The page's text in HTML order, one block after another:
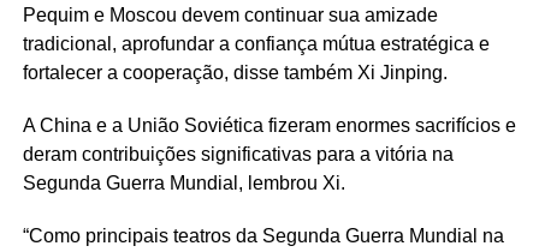
Pequim e Moscou devem continuar sua amizade
tradicional, aprofundar a confiança mútua estratégica e
fortalecer a cooperação, disse também Xi Jinping.
A China e a União Soviética fizeram enormes sacrifícios e
deram contribuições significativas para a vitória na
Segunda Guerra Mundial, lembrou Xi.
“Como principais teatros da Segunda Guerra Mundial na